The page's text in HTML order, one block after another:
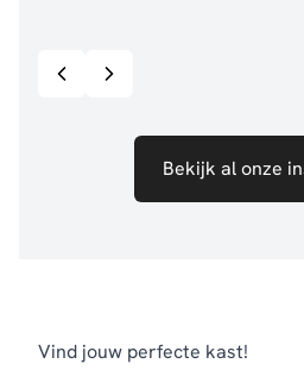
Bekijk al onze
Vind jouw perfecte kast!